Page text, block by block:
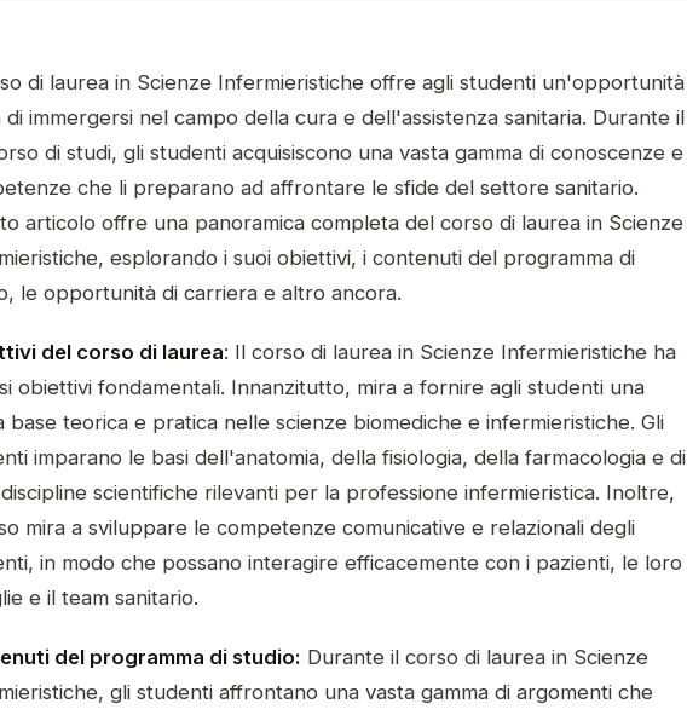
di laurea in Scienze Infermieristiche offre agli studenti un'opportunità
di immergersi nel campo della cura e dell'assistenza sanitaria. Durante il
di studi, gli studenti acquisiscono una vasta gamma di conoscenze e
che li preparano ad affrontare le sfide del settore sanitario.
articolo offre una panoramica completa del corso di laurea in Scienze
esplorando i suoi obiettivi, i contenuti del programma di
le opportunità di carriera e altro ancora.
del corso di laurea: Il corso di laurea in Scienze Infermieristiche ha
obiettivi fondamentali. Innanzitutto, mira a fornire agli studenti una
base teorica e pratica nelle scienze biomediche e infermieristiche. Gli
imparano le basi dell'anatomia, della fisiologia, della farmacologia e di
scientifiche rilevanti per la professione infermieristica. Inoltre,
mira a sviluppare le competenze comunicative e relazionali degli
in modo che possano interagire efficacemente con i pazienti, le loro
e il team sanitario.
del programma di studio: Durante il corso di laurea in Scienze
gli studenti affrontano una vasta gamma di argomenti che